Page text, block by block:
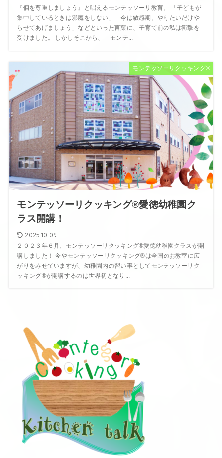
『個を尊重しましょう』と唱えるモンテッソーリ教育。 「子どもが
集中しているときは邪魔をしない」「今は敏感期。やりたいだけや
らせてあげましょう」などといった言葉に、子育て前の私は衝撃を
受けました。 しかしそこから、「モンテ...
モンテッソーリクッキング®
モンテッソーリクッキング®愛徳幼稚園ク
ラス開講！
2025.10.09
２０２３年６月、モンテッソーリクッキング®愛徳幼稚園クラスが開
講しました！ 今やモンテッソーリクッキング®は全国のお教室に広
がりをみせていますが、幼稚園内の習い事としてモンテッソーリク
ッキング®が開講するのは世界初となり...